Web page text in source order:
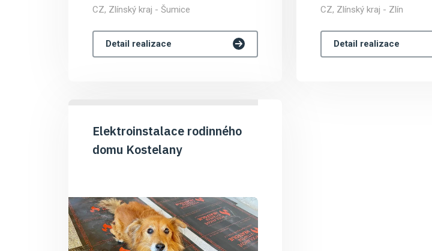
CZ, Zlínský kraj - Šumice
Detail realizace
CZ, Zlínský kraj - Zlín
Detail realizace
Elektroinstalace rodinného
domu Kostelany